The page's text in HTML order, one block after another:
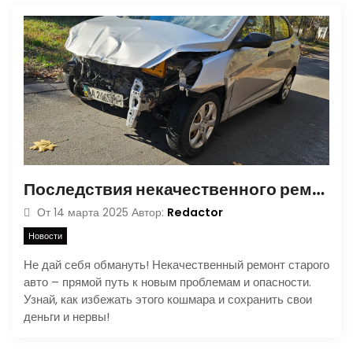
Последствия некачественного ремонта старого автомобиля
От 14 марта 2025 Автор: Redactor
Новости
Не дай себя обмануть! Некачественный ремонт старого
авто – прямой путь к новым проблемам и опасности.
Узнай, как избежать этого кошмара и сохранить свои
деньги и нервы!